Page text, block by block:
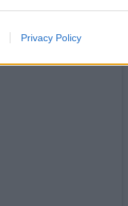
Privacy Policy